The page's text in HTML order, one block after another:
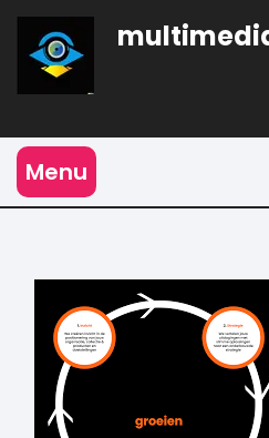
Naar
inhoud
gaan
Menu